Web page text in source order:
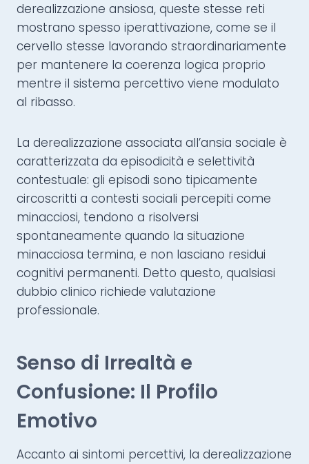
derealizzazione ansiosa, queste stesse reti
mostrano spesso iperattivazione, come se il
cervello stesse lavorando straordinariamente
per mantenere la coerenza logica proprio
mentre il sistema percettivo viene modulato
al ribasso.
La derealizzazione associata all’ansia sociale è
caratterizzata da episodicità e selettività
contestuale: gli episodi sono tipicamente
circoscritti a contesti sociali percepiti come
minacciosi, tendono a risolversi
spontaneamente quando la situazione
minacciosa termina, e non lasciano residui
cognitivi permanenti. Detto questo, qualsiasi
dubbio clinico richiede valutazione
professionale.
Senso di Irrealtà e
Confusione: Il Profilo
Emotivo
Accanto ai sintomi percettivi, la derealizzazione